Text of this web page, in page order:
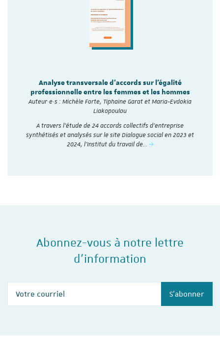
Analyse transversale d'accords sur l'égalité
professionnelle entre les femmes et les hommes
Auteur·e·s : Michèle Forte, Tiphaine Garat et Maria-Evdokia
Liakopoulou
A travers l’étude de 24 accords collectifs d’entreprise
synthétisés et analysés sur le site Dialogue social en 2023 et
2024, l'Institut du travail de…
Abonnez-vous à notre lettre
d'information
S'abonner